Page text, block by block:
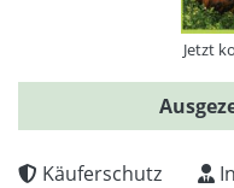
Jetzt
Käuferschutz